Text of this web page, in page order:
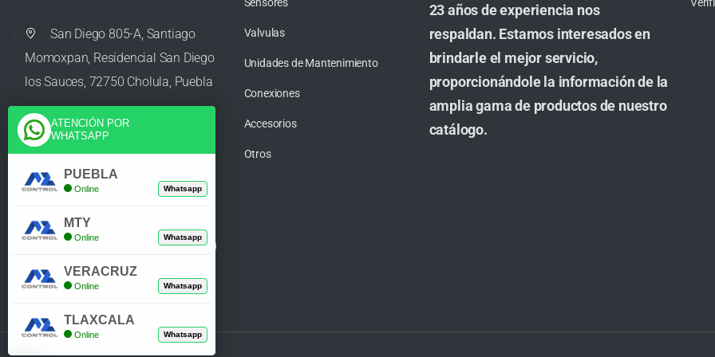
San Diego 805-A, Santiago
Momoxpan, Residencial San Diego
los Sauces, 72750 Cholula, Puebla
ventas@azcontrolpuebla.com
Poniente. 7 469, Centro, 94370
Orizaba, Veracruz
Valvulas
Unidades de Mantenimiento
Conexiones
Accesorios
Otros
23 años de experiencia nos
respaldan. Estamos interesados en
brindarle el mejor servicio,
proporcionándole la información de la
amplia gama de productos de nuestro
catálogo.
ATENCIÓN POR
WHATSAPP
PUEBLA
Online Whatsapp
MTY
Online Whatsapp
VERACRUZ
Online Whatsapp
TLAXCALA
Online Whatsapp